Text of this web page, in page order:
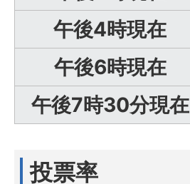
午後4時現在
午後6時現在
午後7時30分現在
投票率